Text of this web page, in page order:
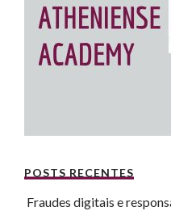
POSTS RECENTES
Fraudes digitais e